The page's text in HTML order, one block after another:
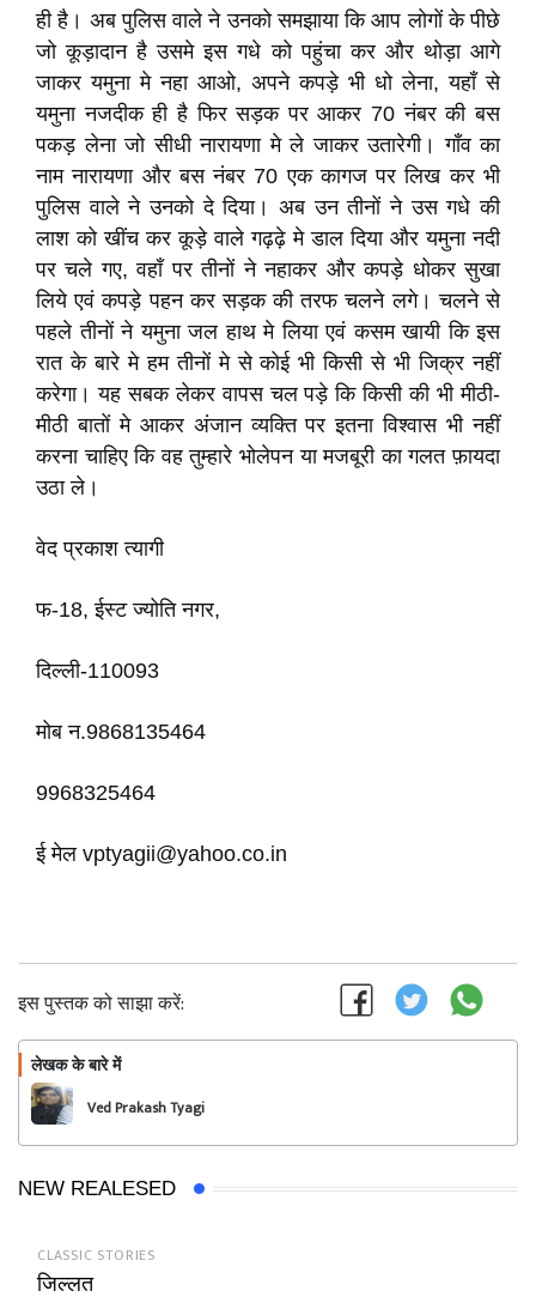
ही है। अब पुलिस वाले ने उनको समझाया कि आप लोगों के पीछे
जो कूड़ादान है उसमे इस गधे को पहुंचा कर और थोड़ा आगे
जाकर यमुना मे नहा आओ, अपने कपड़े भी धो लेना, यहाँ से
यमुना नजदीक ही है फिर सड़क पर आकर 70 नंबर की बस
पकड़ लेना जो सीधी नारायणा मे ले जाकर उतारेगी। गाँव का
नाम नारायणा और बस नंबर 70 एक कागज पर लिख कर भी
पुलिस वाले ने उनको दे दिया। अब उन तीनों ने उस गधे की
लाश को खींच कर कूड़े वाले गढ़ढ़े मे डाल दिया और यमुना नदी
पर चले गए, वहाँ पर तीनों ने नहाकर और कपड़े धोकर सुखा
लिये एवं कपड़े पहन कर सड़क की तरफ चलने लगे। चलने से
पहले तीनों ने यमुना जल हाथ मे लिया एवं कसम खायी कि इस
रात के बारे मे हम तीनों मे से कोई भी किसी से भी जिक्र नहीं
करेगा। यह सबक लेकर वापस चल पड़े कि किसी की भी मीठी-
मीठी बातों मे आकर अंजान व्यक्ति पर इतना विश्वास भी नहीं
करना चाहिए कि वह तुम्हारे भोलेपन या मजबूरी का गलत फ़ायदा
उठा ले।
वेद प्रकाश त्यागी
फ-18, ईस्ट ज्योति नगर,
दिल्ली-110093
मोब न.9868135464
9968325464
ई मेल vptyagii@yahoo.co.in
इस पुस्तक को साझा करें:
लेखक के बारे में
Ved Prakash Tyagi
NEW REALESED
CLASSIC STORIES
जिल्लत